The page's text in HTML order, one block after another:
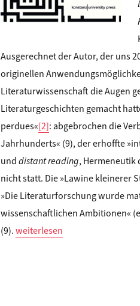
Ausgerechnet der Autor, der uns
originellen
Literaturwissenschaft die Augen
Literaturgeschichten gemacht
perdues«[2]: abgebrochen die
Jahrhunderts« (9), der erhoffte
unddistant reading, Hermeneutik
nicht statt. Die »Lawine kleinerer
»Die Literaturforschung wurde
wissenschaftlichen Ambitionen«
(9).„Eva Geulen: DISTANT
weiterlesen